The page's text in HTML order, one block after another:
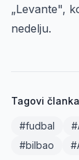
„Levante",
nedelju.
Tagovi članka
#fudbal
#bilbao